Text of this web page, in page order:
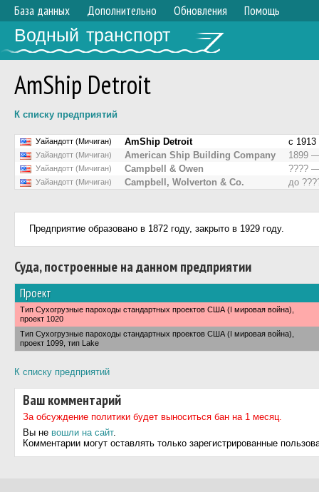
База данных Дополнительно Обновления Помощь
Водный транспорт
AmShip Detroit
К списку предприятий
Уайандотт (Мичиган) AmShip Detroit с 1913
Уайандотт (Мичиган) American Ship Building Company 1899
Уайандотт (Мичиган) Campbell & Owen ????
Уайандотт (Мичиган) Campbell, Wolverton & Co. до
Предприятие образовано в 1872 году, закрыто в 1929 году.
Суда, построенные на данном предприятии
Проект
Тип Сухогрузные пароходы стандартных проектов США (I мировая война),
проект 1020
Тип Сухогрузные пароходы стандартных проектов США (I мировая война),
проект 1099, тип Lake
К списку предприятий
Ваш комментарий
За обсуждение политики будет выноситься бан на 1 месяц.
Вы не вошли на сайт.
Комментарии могут оставлять только зарегистрированные